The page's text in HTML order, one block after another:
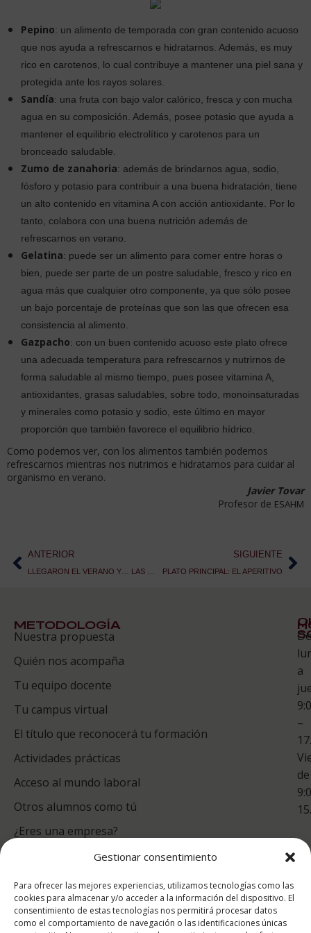
Gestionar consentimiento
Para ofrecer las mejores experiencias, utilizamos tecnologías como las
cookies para almacenar y/o acceder a la información del dispositivo. El
consentimiento de estas tecnologías nos permitirá procesar datos
como el comportamiento de navegación o las identificaciones únicas
Pepino: un alimento de temporada con gran contenido acuoso
que nos ayuda a refrescarnos e hidratarnos. Además, es muy
rico en carotenos, lo cual contribuye a mantener una piel sana y
protegida ante los rayos solares.
Sandía: una fruta con bajo valor calórico, fresca y con mucha
agua en su composición. Además, posee potasio que ayuda a
mantener el equilibrio electrolítico y carotenos para un
bronceado saludable.
Zumo de zanahoria: además de brindarnos agua, sodio,
fósforo y potasio para contribuir a una buena hidratación, tiene
un alto contenido en vitamina A con acción antioxidante. Por lo
tanto, colabora con una buena nutrición además de
refrescarnos en verano.
Gelatina: puede ser un alimento para comer entre horas o
bien, puede ser parte de un postre saludable, fresco y rico en
agua más que cualquier otro componente, ya que sólo posee
un bajo porcentaje de proteínas que son las que ofrecen esa
consistencia al alimento.
Gazpacho: con un buen contenido acuoso este plato ofrece
una adecuada temperatura para refrescarnos y nutrirnos de
forma saludable al mismo tiempo, pues posee vitamina A,
antioxidantes, grasas saludables, sobre todo, monoinsaturadas
y minerales como potasio y sodio, este último en mayor
proporción que también favorece el equilibrio hídrico.
Como podemos ver, con los alimentos también podemos
refrescarnos mientras nos nutrimos e hidratamos para cuidar al
organismo en verano.
Javier Tovar
Profesor de ESAHM
ANTERIOR SIGUIENTE
PLATO PRINCIPAL: EL APERITIVO
METODOLOGÍA
Nuestra propuesta
Quién nos acompaña
Tu equipo docente
Tu campus virtual
El título que reconocerá tu formación
Actividades prácticas
Acceso al mundo laboral
Otros alumnos como tú
¿Eres una empresa?
Te
De
a
–
de
puntuación para ESAH
9.4/10
basado en1331
Valoraciones soportado por
eKomi